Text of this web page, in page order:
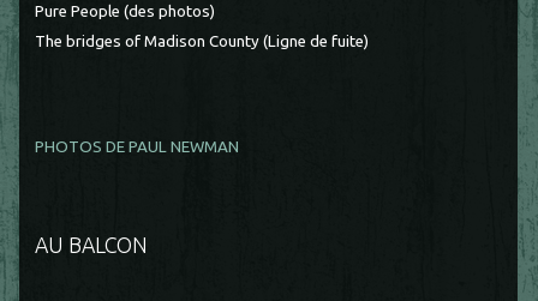
Pure People (des photos)
The bridges of Madison County (Ligne de fuite)
PHOTOS DE PAUL NEWMAN
AU BALCON